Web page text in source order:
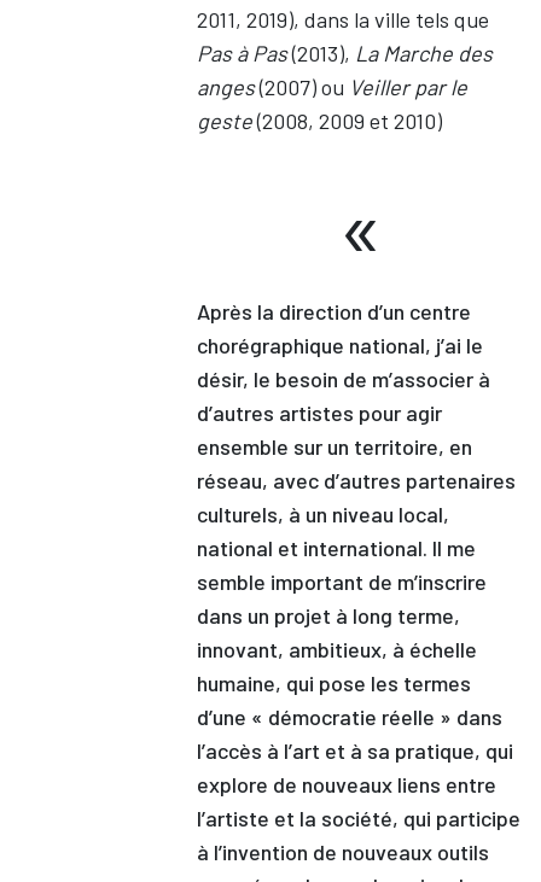
2011, 2019), dans la ville tels que
Pas à Pas(2013), La Marche des
anges(2007) ou Veiller par le
geste(2008, 2009 et 2010)
Après la direction d’un centre
chorégraphique national, j’ai le
désir, le besoin de m’associer à
d’autres artistes pour agir
ensemble sur un territoire, en
réseau, avec d’autres partenaires
culturels, à un niveau local,
national et international. Il me
semble important de m’inscrire
dans un projet à long terme,
innovant, ambitieux, à échelle
humaine, qui pose les termes
d’une « démocratie réelle » dans
l’accès à l’art et à sa pratique, qui
explore de nouveaux liens entre
l’artiste et la société, qui participe
à l’invention de nouveaux outils